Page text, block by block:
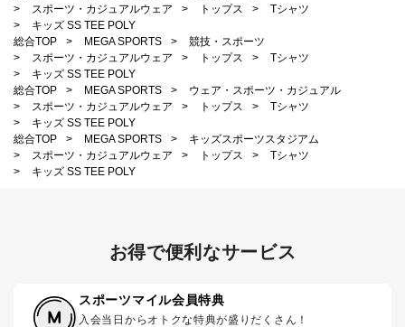
>
スポーツ・カジュアルウェア > トップス >
Tシャツ
>
キッズ SS TEE POLY
総合TOP
> MEGA SPORTS >
競技・スポーツ
>
スポーツ・カジュアルウェア > トップス >
Tシャツ
>
キッズ SS TEE POLY
総合TOP
> MEGA SPORTS >
ウェア・スポーツ・カジュアル
>
スポーツ・カジュアルウェア > トップス >
Tシャツ
>
キッズ SS TEE POLY
総合TOP
> MEGA SPORTS >
キッズスポーツスタジアム
>
スポーツ・カジュアルウェア > トップス >
Tシャツ
>
キッズ SS TEE POLY
お得で便利なサービス
スポーツマイル会員特典
入会当日からオトクな特典が盛りだくさん！